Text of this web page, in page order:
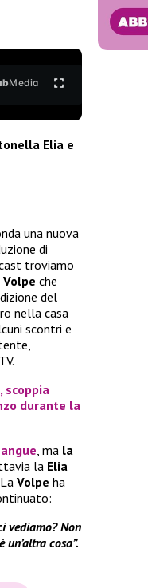
Media
Elia e
una nuova
di
troviamo
che
del
nella casa
scontri e
scoppia
durante la
, ma la
la Elia
LaVolpe ha
vediamo? Non
cosa”.